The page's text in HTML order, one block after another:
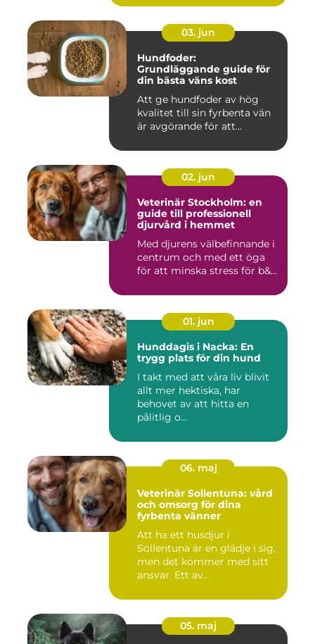
03. jun
Hundfoder:
Grundläggande guide för
din bästa väns kost
Att ge hundfoder av hög
kvalitet till sin fyrbenta vän
är avgörande för att...
02. jun
Veterinär Stockholm: en
guide till professionell
djurvård i hemmet
Med djurens välbefinnande i
centrum och med ett öga
för att minska stress för b&...
01. jun
Hunddagis i Nacka: En
trygg plats för din hund
I takt med att våra liv blivit
allt mer hektiska, har
behovet av att hitta en
pålitlig o...
06. maj
Veterinär Sollentuna: vård
och omsorg för dina
fyrbenta vänner
Att ha ett husdjur i
Sollentuna är en glädje i sig,
men det kommer med sitt
ansvar. Ett av...
05. maj